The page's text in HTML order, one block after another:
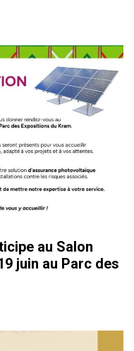
au Salon
juin au Parc des